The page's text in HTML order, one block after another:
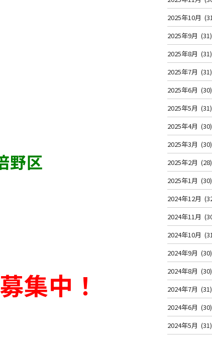
野区
集中！
2025年10月
2025年9月 (31)
2025年8月 (31)
2025年7月 (31)
2025年6月 (30)
2025年5月 (31)
2025年4月 (30)
2025年3月 (30)
2025年2月 (28)
2025年1月 (30)
2024年12月
2024年11月
2024年10月
2024年9月 (30)
2024年8月 (30)
2024年7月 (31)
2024年6月 (30)
2024年5月 (31)